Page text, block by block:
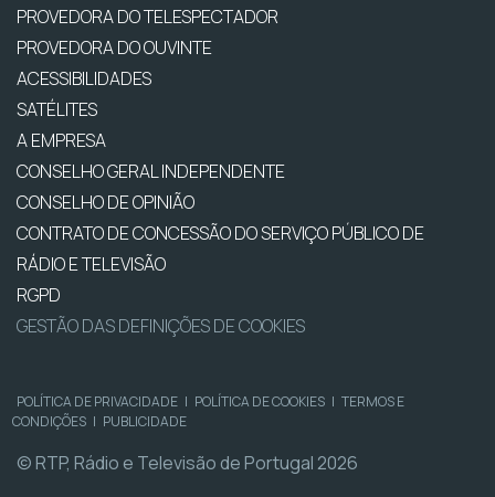
PROVEDORA DO TELESPECTADOR
PROVEDORA DO OUVINTE
ACESSIBILIDADES
SATÉLITES
A EMPRESA
CONSELHO GERAL INDEPENDENTE
CONSELHO DE OPINIÃO
CONTRATO DE CONCESSÃO DO SERVIÇO PÚBLICO DE
RÁDIO E TELEVISÃO
RGPD
GESTÃO DAS DEFINIÇÕES DE COOKIES
POLÍTICA DE PRIVACIDADE | POLÍTICA DE COOKIES | TERMOS E
CONDIÇÕES | PUBLICIDADE
© RTP, Rádio e Televisão de Portugal 2026